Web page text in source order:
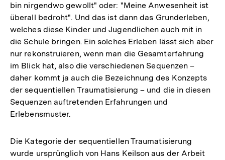
bin nirgendwo gewollt" oder: "Meine Anwesenheit ist
überall bedroht". Und das ist dann das Grunderleben,
welches diese Kinder und Jugendlichen auch mit in
die Schule bringen. Ein solches Erleben lässt sich aber
nur rekonstruieren, wenn man die Gesamterfahrung
im Blick hat, also die verschiedenen Sequenzen –
daher kommt ja auch die Bezeichnung des Konzepts
der sequentiellen Traumatisierung – und die in diesen
Sequenzen auftretenden Erfahrungen und
Erlebensmuster.
Die Kategorie der sequentiellen Traumatisierung
wurde ursprünglich von Hans Keilson aus der Arbeit